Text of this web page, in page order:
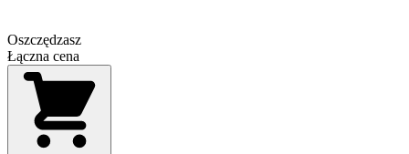
Oszczędzasz
Łączna cena